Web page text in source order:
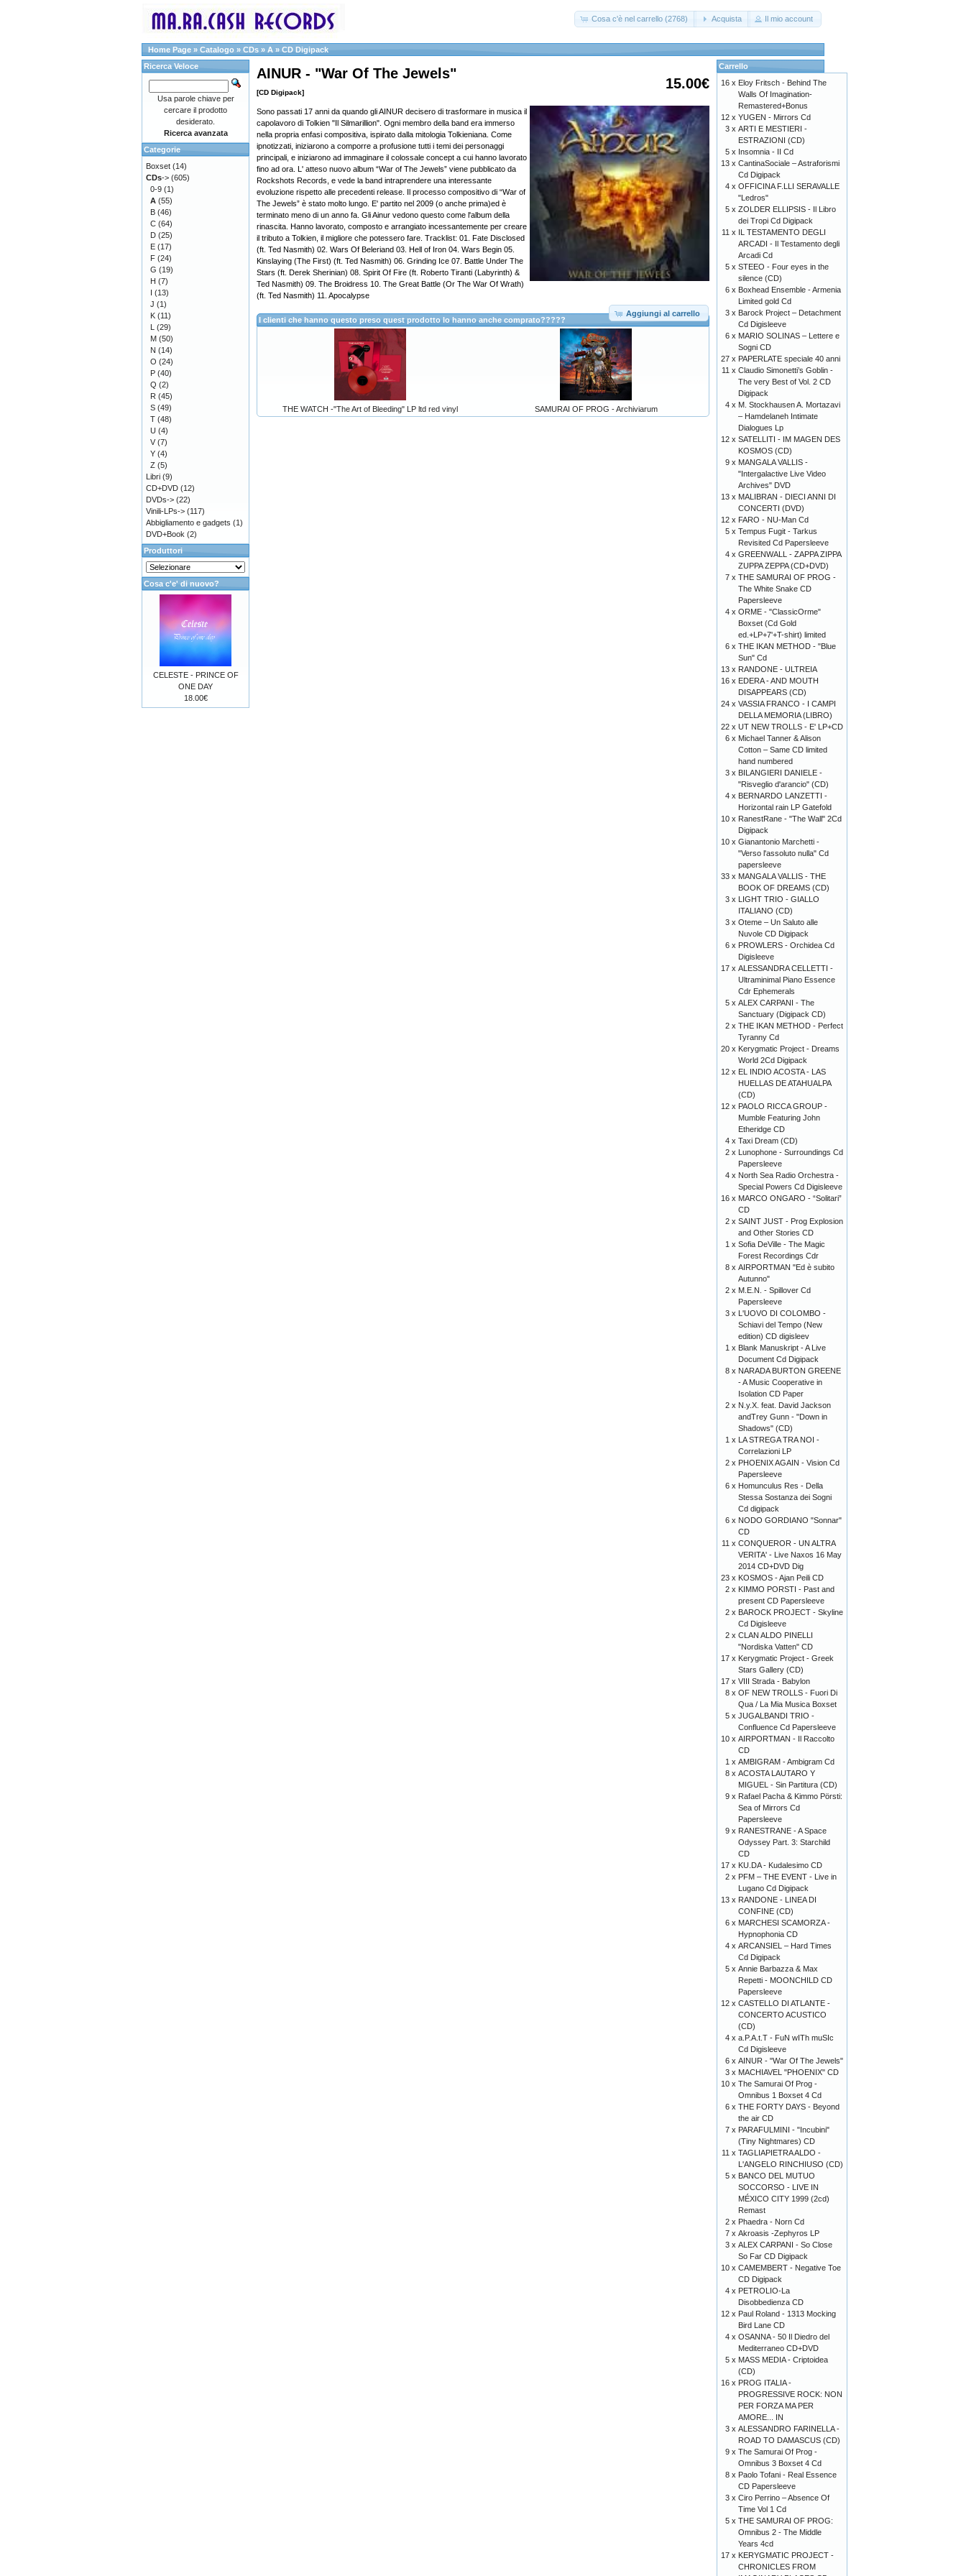
Cosa c'è nel carrello (2768) Acquista Il mio account
Home Page » Catalogo » CDs » A » CD Digipack
15.00€
AINUR - "War Of The Jewels"
[CD Digipack]
Sono passati 17 anni da quando gli AINUR decisero di trasformare in musica il
capolavoro di Tolkien "Il Silmarillion". Ogni membro della band era immerso
nella propria enfasi compositiva, ispirato dalla mitologia Tolkieniana. Come
ipnotizzati, iniziarono a comporre a profusione tutti i temi dei personaggi
principali, e iniziarono ad immaginare il colossale concept a cui hanno lavorato
fino ad ora. L' atteso nuovo album “War of The Jewels” viene pubblicato da
Rockshots Records, e vede la band intraprendere una interessante
evoluzione rispetto alle precedenti release. Il processo compositivo di “War of
The Jewels” è stato molto lungo. E' partito nel 2009 (o anche prima)ed è
terminato meno di un anno fa. Gli Ainur vedono questo come l'album della
rinascita. Hanno lavorato, composto e arrangiato incessantemente per creare
il tributo a Tolkien, il migliore che potessero fare. Tracklist: 01. Fate Disclosed
(ft. Ted Nasmith) 02. Wars Of Beleriand 03. Hell of Iron 04. Wars Begin 05.
Kinslaying (The First) (ft. Ted Nasmith) 06. Grinding Ice 07. Battle Under The
Stars (ft. Derek Sherinian) 08. Spirit Of Fire (ft. Roberto Tiranti (Labyrinth) &
Ted Nasmith) 09. The Broidress 10. The Great Battle (Or The War Of Wrath)
(ft. Ted Nasmith) 11. Apocalypse
Aggiungi al carrello
I clienti che hanno questo preso quest prodotto lo hanno anche comprato?????
THE WATCH -"The Art of Bleeding" LP ltd red vinyl SAMURAI OF PROG - Archiviarum
Ricerca Veloce
Usa parole chiave per
cercare il prodotto
desiderato.
Ricerca avanzata
Categorie
Boxset (14)
CDs-> (605)
0-9 (1)
A (55)
B (46)
C (64)
D (25)
E (17)
F (24)
G (19)
H (7)
I (13)
J (1)
K (11)
L (29)
M (50)
N (14)
O (24)
P (40)
Q (2)
R (45)
S (49)
T (48)
U (4)
V (7)
Y (4)
Z (5)
Libri (9)
CD+DVD (12)
DVDs-> (22)
Vinili-LPs-> (117)
Abbigliamento e gadgets (1)
DVD+Book (2)
Produttori
Cosa c'e' di nuovo?
CELESTE - PRINCE OF
ONE DAY
18.00€
Carrello
16 x Eloy Fritsch - Behind The
Walls Of Imagination-
Remastered+Bonus
12 x YUGEN - Mirrors Cd
3 x ARTI E MESTIERI -
ESTRAZIONI (CD)
5 x Insomnia - II Cd
13 x CantinaSociale – Astraforismi
Cd Digipack
4 x OFFICINA F.LLI SERAVALLE
"Ledros"
5 x ZOLDER ELLIPSIS - Il Libro
dei Tropi Cd Digipack
11 x IL TESTAMENTO DEGLI
ARCADI - Il Testamento degli
Arcadi Cd
5 x STEEO - Four eyes in the
silence (CD)
6 x Boxhead Ensemble - Armenia
Limited gold Cd
3 x Barock Project – Detachment
Cd Digisleeve
6 x MARIO SOLINAS – Lettere e
Sogni CD
27 x PAPERLATE speciale 40 anni
11 x Claudio Simonetti’s Goblin -
The very Best of Vol. 2 CD
Digipack
4 x M. Stockhausen A. Mortazavi
– Hamdelaneh Intimate
Dialogues Lp
12 x SATELLITI - IM MAGEN DES
KOSMOS (CD)
9 x MANGALA VALLIS -
"Intergalactive Live Video
Archives" DVD
13 x MALIBRAN - DIECI ANNI DI
CONCERTI (DVD)
12 x FARO - NU-Man Cd
5 x Tempus Fugit - Tarkus
Revisited Cd Papersleeve
4 x GREENWALL - ZAPPA ZIPPA
ZUPPA ZEPPA (CD+DVD)
7 x THE SAMURAI OF PROG -
The White Snake CD
Papersleeve
4 x ORME - "ClassicOrme"
Boxset (Cd Gold
ed.+LP+7'+T-shirt) limited
6 x THE IKAN METHOD - "Blue
Sun" Cd
13 x RANDONE - ULTREIA
16 x EDERA - AND MOUTH
DISAPPEARS (CD)
24 x VASSIA FRANCO - I CAMPI
DELLA MEMORIA (LIBRO)
22 x UT NEW TROLLS - E' LP+CD
6 x Michael Tanner & Alison
Cotton – Same CD limited
hand numbered
3 x BILANGIERI DANIELE -
"Risveglio d'arancio" (CD)
4 x BERNARDO LANZETTI -
Horizontal rain LP Gatefold
10 x RanestRane - "The Wall" 2Cd
Digipack
10 x Gianantonio Marchetti -
"Verso l'assoluto nulla" Cd
papersleeve
33 x MANGALA VALLIS - THE
BOOK OF DREAMS (CD)
3 x LIGHT TRIO - GIALLO
ITALIANO (CD)
3 x Oteme – Un Saluto alle
Nuvole CD Digipack
6 x PROWLERS - Orchidea Cd
Digisleeve
17 x ALESSANDRA CELLETTI -
Ultraminimal Piano Essence
Cdr Ephemerals
5 x ALEX CARPANI - The
Sanctuary (Digipack CD)
2 x THE IKAN METHOD - Perfect
Tyranny Cd
20 x Kerygmatic Project - Dreams
World 2Cd Digipack
12 x EL INDIO ACOSTA - LAS
HUELLAS DE ATAHUALPA
(CD)
12 x PAOLO RICCA GROUP -
Mumble Featuring John
Etheridge CD
4 x Taxi Dream (CD)
2 x Lunophone - Surroundings Cd
Papersleeve
4 x North Sea Radio Orchestra -
Special Powers Cd Digisleeve
16 x MARCO ONGARO - “Solitari”
CD
2 x SAINT JUST - Prog Explosion
and Other Stories CD
1 x Sofia DeVille - The Magic
Forest Recordings Cdr
8 x AIRPORTMAN "Ed è subito
Autunno"
2 x M.E.N. - Spillover Cd
Papersleeve
3 x L'UOVO DI COLOMBO -
Schiavi del Tempo (New
edition) CD digisleev
1 x Blank Manuskript - A Live
Document Cd Digipack
8 x NARADA BURTON GREENE
- A Music Cooperative in
Isolation CD Paper
2 x N.y.X. feat. David Jackson
andTrey Gunn - "Down in
Shadows" (CD)
1 x LA STREGA TRA NOI -
Correlazioni LP
2 x PHOENIX AGAIN - Vision Cd
Papersleeve
6 x Homunculus Res - Della
Stessa Sostanza dei Sogni
Cd digipack
6 x NODO GORDIANO "Sonnar"
CD
11 x CONQUEROR - UN ALTRA
VERITA' - Live Naxos 16 May
2014 CD+DVD Dig
23 x KOSMOS - Ajan Peili CD
2 x KIMMO PORSTI - Past and
present CD Papersleeve
2 x BAROCK PROJECT - Skyline
Cd Digisleeve
2 x CLAN ALDO PINELLI
"Nordiska Vatten" CD
17 x Kerygmatic Project - Greek
Stars Gallery (CD)
17 x VIII Strada - Babylon
8 x OF NEW TROLLS - Fuori Di
Qua / La Mia Musica Boxset
5 x JUGALBANDI TRIO -
Confluence Cd Papersleeve
10 x AIRPORTMAN - Il Raccolto
CD
1 x AMBIGRAM - Ambigram Cd
8 x ACOSTA LAUTARO Y
MIGUEL - Sin Partitura (CD)
9 x Rafael Pacha & Kimmo Pörsti:
Sea of Mirrors Cd
Papersleeve
9 x RANESTRANE - A Space
Odyssey Part. 3: Starchild
CD
17 x KU.DA - Kudalesimo CD
2 x PFM – THE EVENT - Live in
Lugano Cd Digipack
13 x RANDONE - LINEA DI
CONFINE (CD)
6 x MARCHESI SCAMORZA -
Hypnophonia CD
4 x ARCANSIEL – Hard Times
Cd Digipack
5 x Annie Barbazza & Max
Repetti - MOONCHILD CD
Papersleeve
12 x CASTELLO DI ATLANTE -
CONCERTO ACUSTICO
(CD)
4 x a.P.A.t.T - FuN wITh muSIc
Cd Digisleeve
6 x AINUR - "War Of The Jewels"
3 x MACHIAVEL "PHOENIX" CD
10 x The Samurai Of Prog -
Omnibus 1 Boxset 4 Cd
6 x THE FORTY DAYS - Beyond
the air CD
7 x PARAFULMINI - "Incubini"
(Tiny Nightmares) CD
11 x TAGLIAPIETRA ALDO -
L'ANGELO RINCHIUSO (CD)
5 x BANCO DEL MUTUO
SOCCORSO - LIVE IN
MÉXICO CITY 1999 (2cd)
Remast
2 x Phaedra - Norn Cd
7 x Akroasis -Zephyros LP
3 x ALEX CARPANI - So Close
So Far CD Digipack
10 x CAMEMBERT - Negative Toe
CD Digipack
4 x PETROLIO-La
Disobbedienza CD
12 x Paul Roland - 1313 Mocking
Bird Lane CD
4 x OSANNA - 50 Il Diedro del
Mediterraneo CD+DVD
5 x MASS MEDIA - Criptoidea
(CD)
16 x PROG ITALIA -
PROGRESSIVE ROCK: NON
PER FORZA MA PER
AMORE... IN
3 x ALESSANDRO FARINELLA -
ROAD TO DAMASCUS (CD)
9 x The Samurai Of Prog -
Omnibus 3 Boxset 4 Cd
8 x Paolo Tofani - Real Essence
CD Papersleeve
3 x Ciro Perrino ‎– Absence Of
Time Vol 1 Cd
5 x THE SAMURAI OF PROG:
Omnibus 2 - The Middle
Years 4cd
17 x KERYGMATIC PROJECT -
CHRONICLES FROM